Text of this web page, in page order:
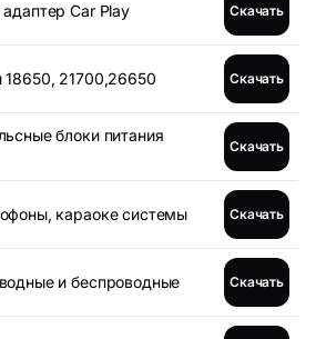
Car Play Скачать
21700,26650 Скачать
блоки питания
Скачать
караоке системы Скачать
и беспроводные Скачать